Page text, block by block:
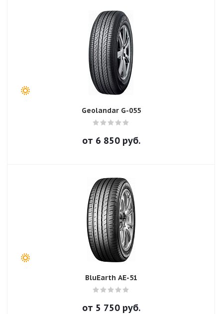
Geolandar G-055
от 6 850руб.
BluEarth AE-51
от 5 750руб.